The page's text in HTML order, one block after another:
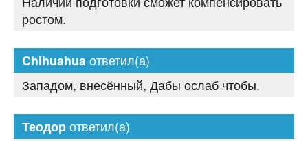
ростом.
Chihuahuaответил(а)
Западом, внесённый, Дабы ослаб чтобы.
Теодорответил(а)